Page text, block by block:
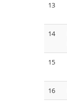
13
14
15
16